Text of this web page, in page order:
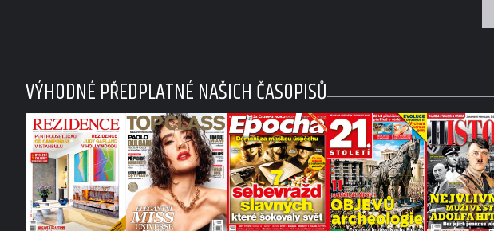
VÝHODNÉ PŘEDPLATNÉ NAŠICH ČASOPISŮ